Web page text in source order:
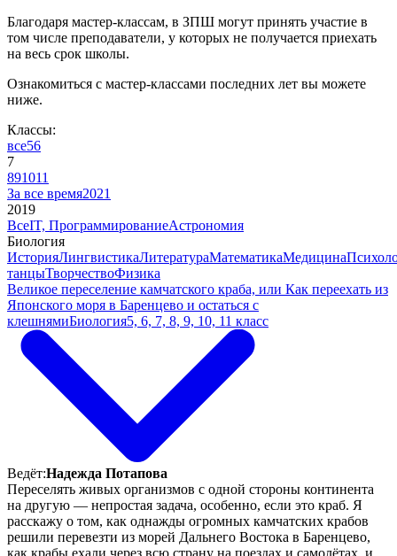
Благодаря мастер-классам, в ЗПШ могут принять участие в
том числе преподаватели, у которых не получается приехать
на весь срок школы.
Ознакомиться с мастер-классами последних лет вы можете
ниже.
Классы:
все56
7
891011
За все время2021
2019
ВсеIT, ПрограммированиеАстрономия
Биология
ИсторияЛингвистикаЛитератураМатематикаМедицина
танцыТворчествоФизика
Великое переселение камчатского краба, или Как переехать из
Японского моря в Баренцево и остаться с
клешнямиБиология5, 6, 7, 8, 9, 10, 11 класс
Ведёт:Надежда Потапова
Переселять живых организмов с одной стороны континента
на другую — непростая задача, особенно, если это краб. Я
расскажу о том, как однажды огромных камчатских крабов
решили перевезти из морей Дальнего Востока в Баренцево,
как крабы ехали через всю страну на поездах и самолётах, и